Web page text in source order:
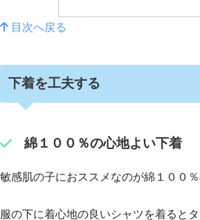
目次へ戻る
下着を工夫する
綿１００％の心地よい下着
敏感肌の子におススメなのが綿１００％
服の下に着心地の良いシャツを着ると